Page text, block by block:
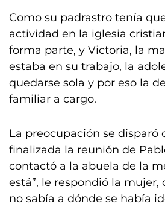
Como su padrastro tenía
actividad en la iglesia
forma parte, y Victoria, la
estaba en su trabajo, la
quedarse sola y por eso la
familiar a cargo.
La preocupación se disparó
finalizada la reunión de
contactó a la abuela de la
está”, le respondió la mujer,
no sabía a dónde se había